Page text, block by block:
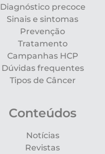
Diagnóstico precoce
Sinais e sintomas
Prevenção
Tratamento
Campanhas HCP
Dúvidas frequentes
Tipos de Câncer
Conteúdos
Notícias
Revistas